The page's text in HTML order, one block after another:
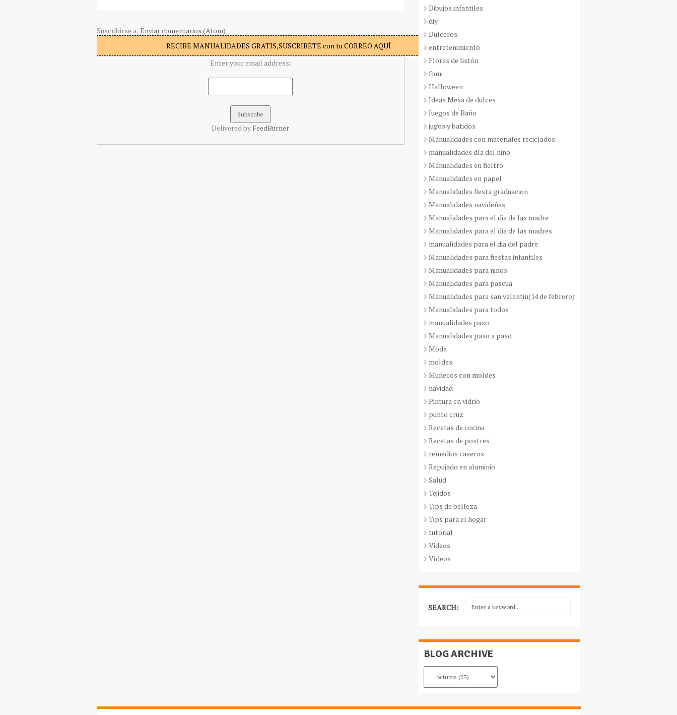
Suscribirse a: Enviar comentarios (Atom)
RECIBE MANUALIDADES GRATIS,SUSCRIBETE con tu CORREO AQUÍ
Enter your email address:
Delivered by FeedBurner
Dibujos infantiles
diy
Dulceros
entretenimiento
Flores de listón
fomi
Halloween
Ideas Mesa de dulces
Juegos de Baño
jugos y batidos
Manualidades con materiales reciclados
manualidades día del niño
Manualidades en fieltro
Manualidades en papel
Manualidades fiesta graduacion
Manualidades navideñas
Manualidades para el dia de las madre
Manualidades para el dia de las madres
manualidades para el dia del padre
Manualidades para fiestas infantiles
Manualidades para niños
Manualidades para pascua
Manualidades para san valentin(14 de febrero)
Manualidades para todos
manualidades paso
Manualidades paso a paso
Moda
moldes
Muñecos con moldes
navidad
Pintura en vidrio
punto cruz
Recetas de cocina
Recetas de postres
remedios caseros
Repujado en aluminio
Salud
Tejidos
Tips de belleza
Tips para el hogar
tutorial
Videos
Vídeos
SEARCH:
BLOG ARCHIVE